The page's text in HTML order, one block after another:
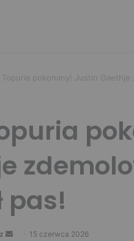
Topuria pokonany! Justin Gaethje
pas!
Send 15 czerwca 2026